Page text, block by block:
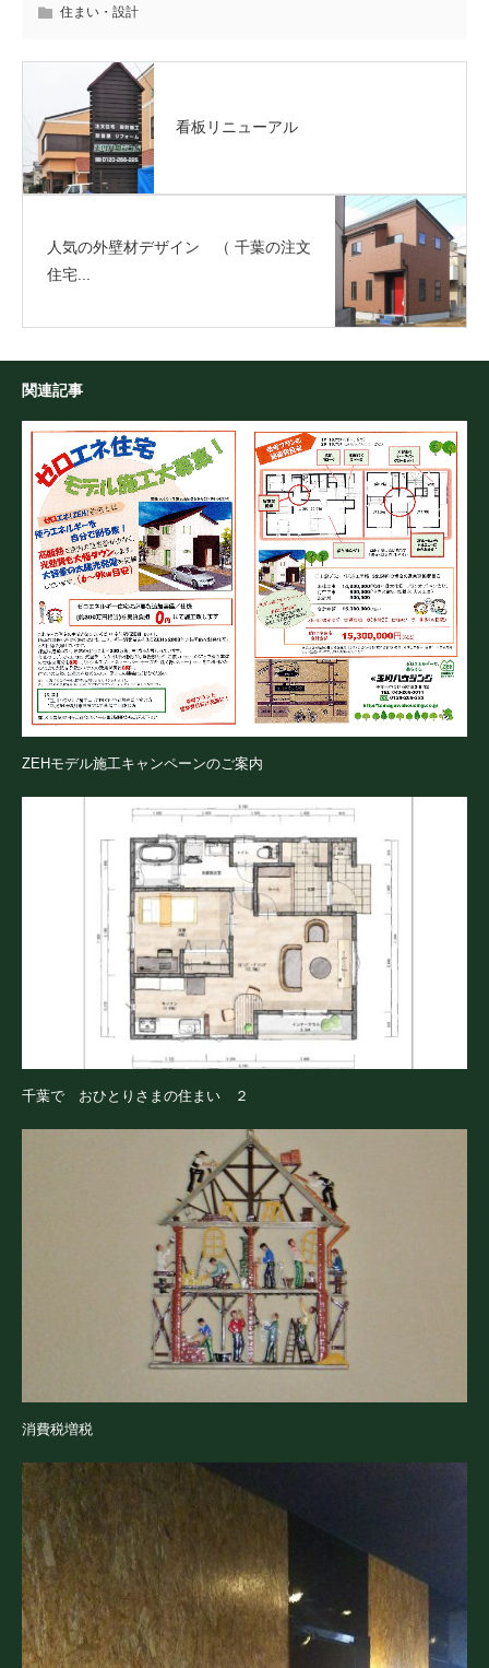
住まい・設計
看板リニューアル
人気の外壁材デザイン （ 千葉の注文
住宅...
関連記事
ZEHモデル施工キャンペーンのご案内
千葉で おひとりさまの住まい ２
消費税増税